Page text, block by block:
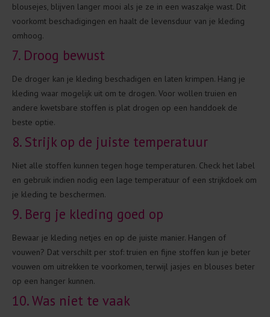
blousejes, blijven langer mooi als je ze in een waszakje wast. Dit
voorkomt beschadigingen en haalt de levensduur van je kleding
omhoog.
7. Droog bewust
De droger kan je kleding beschadigen en laten krimpen. Hang je
kleding waar mogelijk uit om te drogen. Voor wollen truien en
andere kwetsbare stoffen is plat drogen op een handdoek de
beste optie.
8. Strijk op de juiste temperatuur
Niet alle stoffen kunnen tegen hoge temperaturen. Check het label
en gebruik indien nodig een lage temperatuur of een strijkdoek om
je kleding te beschermen.
9. Berg je kleding goed op
Bewaar je kleding netjes en op de juiste manier. Hangen of
vouwen? Dat verschilt per stof: truien en fijne stoffen kun je beter
vouwen om uitrekken te voorkomen, terwijl jasjes en blouses beter
op een hanger kunnen.
10. Was niet te vaak